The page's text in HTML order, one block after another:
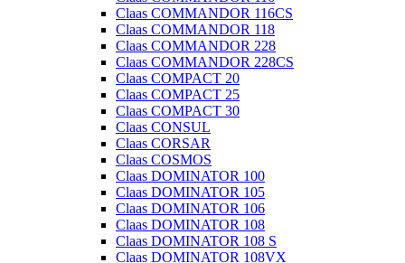
Claas COMMANDOR 116CS
Claas COMMANDOR 118
Claas COMMANDOR 228
Claas COMMANDOR 228CS
Claas COMPACT 20
Claas COMPACT 25
Claas COMPACT 30
Claas CONSUL
Claas CORSAR
Claas COSMOS
Claas DOMINATOR 100
Claas DOMINATOR 105
Claas DOMINATOR 106
Claas DOMINATOR 108
Claas DOMINATOR 108 S
Claas DOMINATOR 108VX